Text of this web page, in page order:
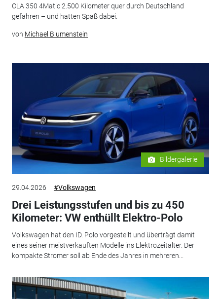
CLA 350 4Matic 2.500 Kilometer quer durch Deutschland
gefahren – und hatten Spaß dabei.
von Michael Blumenstein
Bildergalerie
29.04.2026 #Volkswagen
Drei Leistungsstufen und bis zu 450
Kilometer: VW enthüllt Elektro-Polo
Volkswagen hat den ID. Polo vorgestellt und überträgt damit
eines seiner meistverkauften Modelle ins Elektrozeitalter. Der
kompakte Stromer soll ab Ende des Jahres in mehreren...